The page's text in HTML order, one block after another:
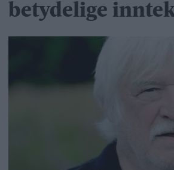
betydelige